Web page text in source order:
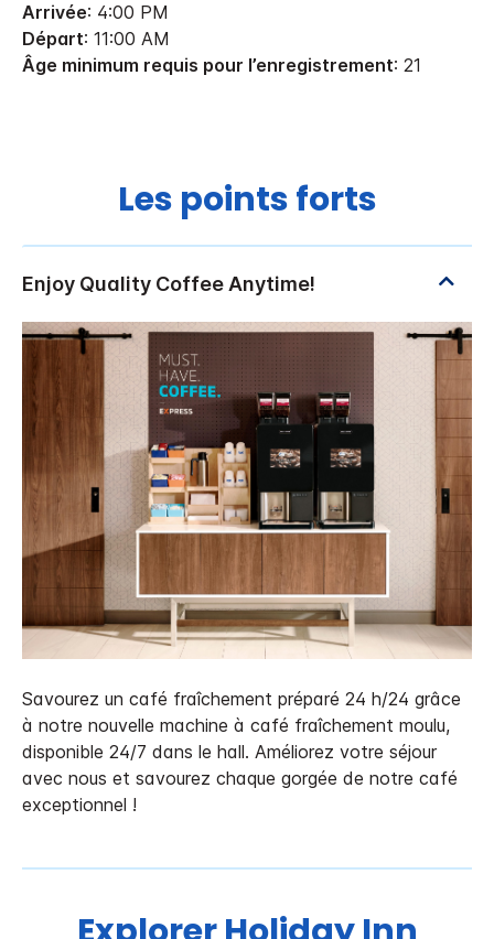
Arrivée: 4:00 PM
Départ: 11:00 AM
Âge minimum requis pour l’enregistrement: 21
Les points forts
Savourez un café fraîchement préparé 24 h/24 grâce
à notre nouvelle machine à café fraîchement moulu,
disponible 24/7 dans le hall. Améliorez votre séjour
avec nous et savourez chaque gorgée de notre café
exceptionnel !